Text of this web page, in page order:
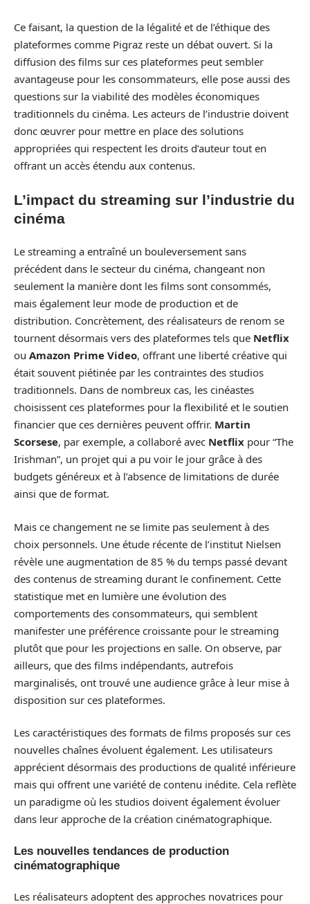
Ce faisant, la question de la légalité et de l’éthique des
plateformes comme Pigraz reste un débat ouvert. Si la
diffusion des films sur ces plateformes peut sembler
avantageuse pour les consommateurs, elle pose aussi des
questions sur la viabilité des modèles économiques
traditionnels du cinéma. Les acteurs de l’industrie doivent
donc œuvrer pour mettre en place des solutions
appropriées qui respectent les droits d’auteur tout en
offrant un accès étendu aux contenus.
L’impact du streaming sur l’industrie du
cinéma
Le streaming a entraîné un bouleversement sans
précédent dans le secteur du cinéma, changeant non
seulement la manière dont les films sont consommés,
mais également leur mode de production et de
distribution. Concrètement, des réalisateurs de renom se
tournent désormais vers des plateformes tels que Netflix
ou Amazon Prime Video, offrant une liberté créative qui
était souvent piétinée par les contraintes des studios
traditionnels. Dans de nombreux cas, les cinéastes
choisissent ces plateformes pour la flexibilité et le soutien
financier que ces dernières peuvent offrir. Martin
Scorsese, par exemple, a collaboré avec Netflix pour “The
Irishman”, un projet qui a pu voir le jour grâce à des
budgets généreux et à l’absence de limitations de durée
ainsi que de format.
Mais ce changement ne se limite pas seulement à des
choix personnels. Une étude récente de l’institut Nielsen
révèle une augmentation de 85 % du temps passé devant
des contenus de streaming durant le confinement. Cette
statistique met en lumière une évolution des
comportements des consommateurs, qui semblent
manifester une préférence croissante pour le streaming
plutôt que pour les projections en salle. On observe, par
ailleurs, que des films indépendants, autrefois
marginalisés, ont trouvé une audience grâce à leur mise à
disposition sur ces plateformes.
Les caractéristiques des formats de films proposés sur ces
nouvelles chaînes évoluent également. Les utilisateurs
apprécient désormais des productions de qualité inférieure
mais qui offrent une variété de contenu inédite. Cela reflète
un paradigme où les studios doivent également évoluer
dans leur approche de la création cinématographique.
Les nouvelles tendances de production
cinématographique
Les réalisateurs adoptent des approches novatrices pour